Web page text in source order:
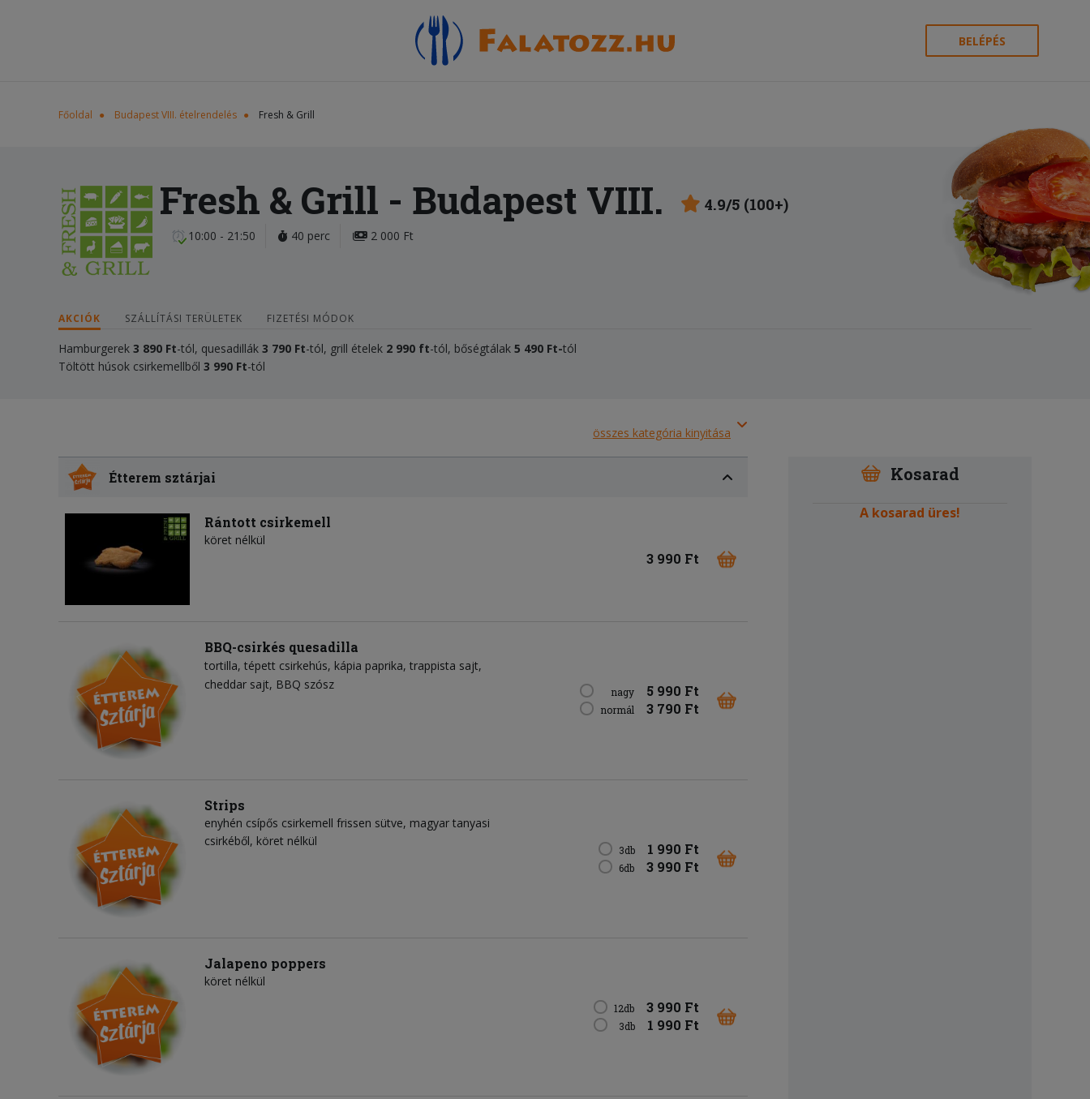
BELÉPÉS
Főoldal Budapest VIII. ételrendelés Fresh & Grill
Fresh & Grill - Budapest VIII. 4.9/5 (100+)
10:00 - 21:50 40 perc 2 000 Ft
AKCIÓK SZÁLLÍTÁSI TERÜLETEK FIZETÉSI MÓDOK
Hamburgerek 3 890 Ft-tól, quesadillák 3 790 Ft-tól, grill ételek 2 990 ft-tól, bőségtálak 5 490 Ft-tól
Töltött húsok csirkemellből 3 990 Ft-tól
összes kategória kinyitása
Étterem sztárjai
Rántott csirkemell
köret nélkül
3 990 Ft
BBQ-csirkés quesadilla
tortilla tépett csirkehús kápia paprika trappista sajt
cheddar sajt BBQ szósz nagy 5 990 Ft
normál 3 790 Ft
Strips
enyhén csípős csirkemell frissen sütve, magyar tanyasi
csirkéből, köret nélkül
3db 1 990 Ft
6db 3 990 Ft
Jalapeno poppers
köret nélkül
12db 3 990 Ft
3db 1 990 Ft
Kosarad
A kosarad üres!